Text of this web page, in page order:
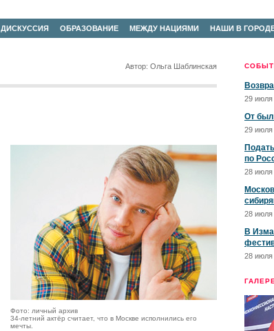
ДИСКУССИЯ ОБРАЗОВАНИЕ МЕЖДУ НАЦИЯМИ НАШИ В
29 июля
От
29 июля
по
28 июля
28 июля
В
28 июля
Автор: Ольга Шаблинская
Фото: личный архив
34-летний актёр считает, что в Москве исполнились его
мечты.